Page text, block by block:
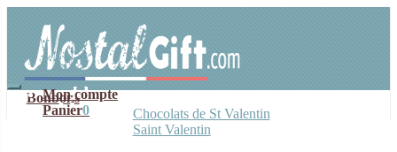
navigation
contenu
Mon compte
Panier0
Bonbons
Chocolats de St Valentin
Saint Valentin